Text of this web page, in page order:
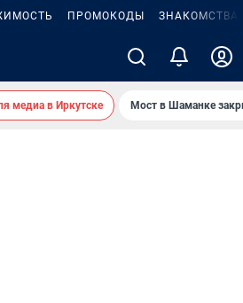
ПРОМОКОДЫ ЗНАКОМСТВА
медиа в Иркутске Мост в Шаманке